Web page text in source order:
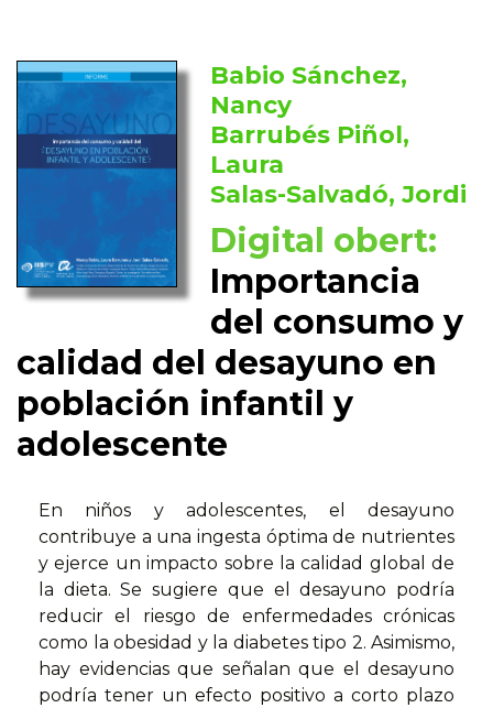
Babio Sánchez,
Nancy
Barrubés Piñol,
Laura
Salas-Salvadó, Jordi
Digital obert:
Importancia
del consumo y
calidad del desayuno en
población infantil y
adolescente
En niños y adolescentes, el desayuno
contribuye a una ingesta óptima de nutrientes
y ejerce un impacto sobre la calidad global de
la dieta. Se sugiere que el desayuno podría
reducir el riesgo de enfermedades crónicas
como la obesidad y la diabetes tipo 2. Asimismo,
hay evidencias que señalan que el desayuno
podría tener un efecto positivo a corto plazo